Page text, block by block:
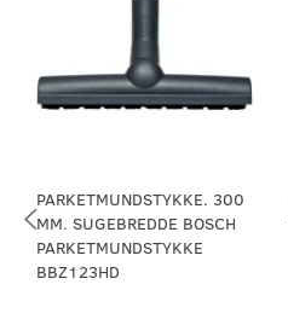
PARKETMUNDSTYKKE. 300
MM. SUGEBREDDE BOSCH
PARKETMUNDSTYKKE
BBZ123HD